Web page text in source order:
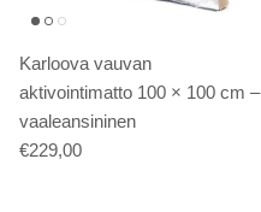
Karloova vauvan
aktivointimatto 100 × 100 cm –
vaaleansininen
€229,00